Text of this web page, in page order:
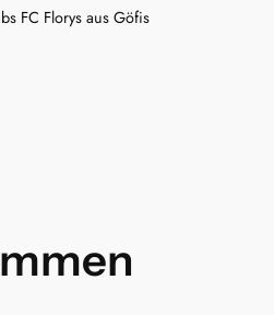
FC Florys aus Göfis